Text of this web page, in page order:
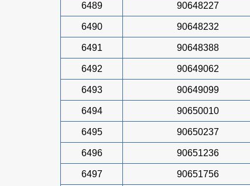
6489 90648227
6490 90648232
6491 90648388
6492 90649062
6493 90649099
6494 90650010
6495 90650237
6496 90651236
6497 90651756